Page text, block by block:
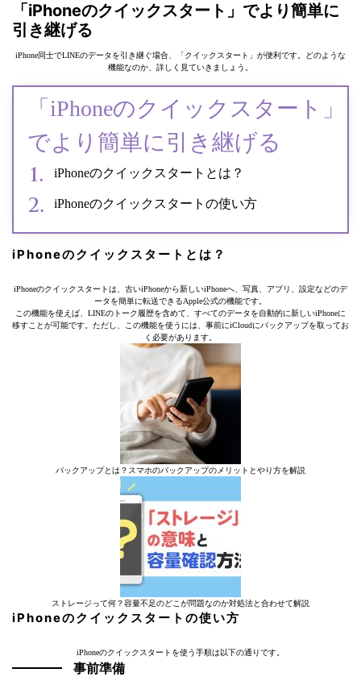
「iPhoneのクイックスタート」でより簡単に
引き継げる
iPhone同士でLINEのデータを引き継ぐ場合、「クイックスタート」が便利です。どのような
機能なのか、詳しく見ていきましょう。
「iPhoneのクイックスタート」
でより簡単に引き継げる
iPhoneのクイックスタートとは？
iPhoneのクイックスタートの使い方
iPhoneのクイックスタートとは？
iPhoneのクイックスタートは、古いiPhoneから新しいiPhoneへ、写真、アプリ、設定などのデ
ータを簡単に転送できるApple公式の機能です。
この機能を使えば、LINEのトーク履歴を含めて、すべてのデータを自動的に新しいiPhoneに
移すことが可能です。ただし、この機能を使うには、事前にiCloudにバックアップを取ってお
く必要があります。
バックアップとは？スマホのバックアップのメリットとやり方を解説
ストレージって何？容量不足のどこが問題なのか対処法と合わせて解説
iPhoneのクイックスタートの使い方
iPhoneのクイックスタートを使う手順は以下の通りです。
事前準備